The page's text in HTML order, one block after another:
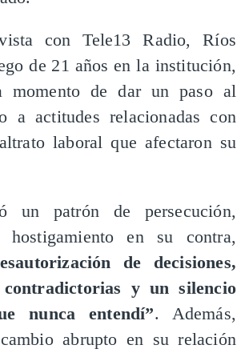
con Tele13 Radio, Ríos
de 21 años en la institución,
momento de dar un paso al
a actitudes relacionadas con
laboral que afectaron su
un patrón de persecución,
hostigamiento en su contra,
de decisiones,
contradictorias y un silencio
nunca entendí”. Además,
abrupto en su relación